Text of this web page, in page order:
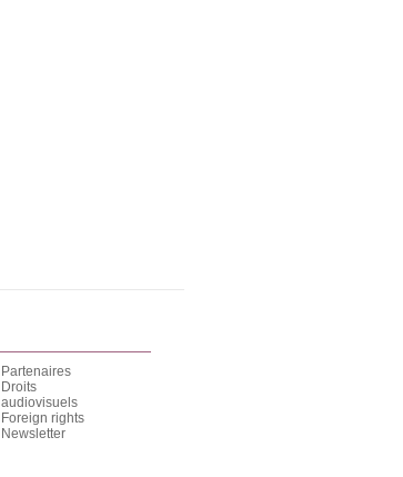
Partenaires
Droits
audiovisuels
Foreign rights
Newsletter